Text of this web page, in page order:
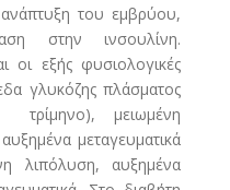
του εμβρύου,
στην ινσουλίνη.
οι εξής φυσιολογικές
γλυκόζης πλάσματος
μειωμένη
μεταγευματικά
λιπόλυση, αυξημένα